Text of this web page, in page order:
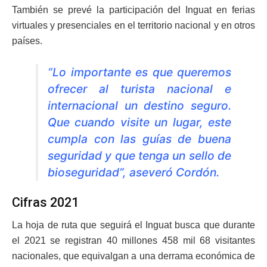
También se prevé la participación del Inguat en ferias
virtuales y presenciales en el territorio nacional y en otros
países.
“Lo importante es que queremos
ofrecer al turista nacional e
internacional un destino seguro.
Que cuando visite un lugar, este
cumpla con las guías de buena
seguridad y que tenga un sello de
bioseguridad”, aseveró Cordón.
Cifras 2021
La hoja de ruta que seguirá el Inguat busca que durante
el 2021 se registran 40 millones 458 mil 68 visitantes
nacionales, que equivalgan a una derrama económica de